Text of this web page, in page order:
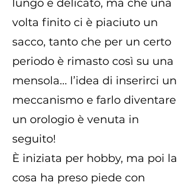
lungo e delicato, ma che una
volta finito ci è piaciuto un
sacco, tanto che per un certo
periodo è rimasto così su una
mensola... l’idea di inserirci un
meccanismo e farlo diventare
un orologio è venuta in
seguito!
È iniziata per hobby, ma poi la
cosa ha preso piede con